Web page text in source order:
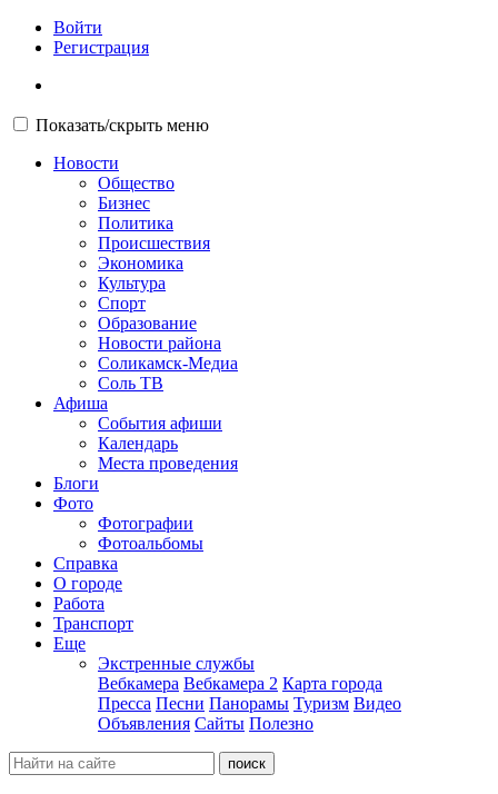
Войти
Регистрация
Показать/скрыть меню
Новости
Общество
Бизнес
Политика
Происшествия
Экономика
Культура
Спорт
Образование
Новости района
Соликамск-Медиа
Соль ТВ
Афиша
События афиши
Календарь
Места проведения
Блоги
Фото
Фотографии
Фотоальбомы
Справка
О городе
Работа
Транспорт
Еще
Экстренные службы
Вебкамера Вебкамера 2 Карта города
Пресса Песни Панорамы Туризм Видео
Объявления Сайты Полезно